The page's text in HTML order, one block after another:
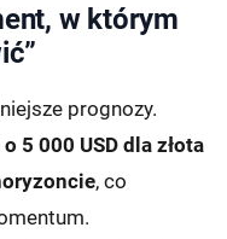
w którym
prognozy.
5 000 USD dla złota
, co